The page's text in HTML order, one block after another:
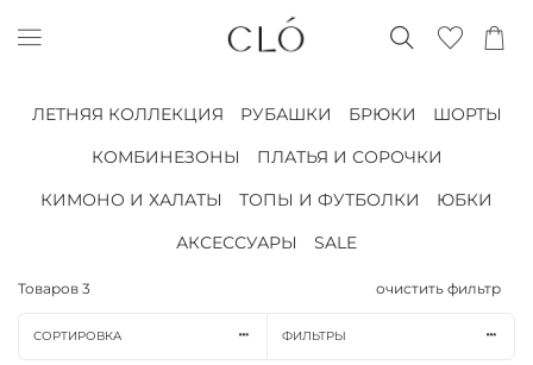
ЛЕТНЯЯ КОЛЛЕКЦИЯ РУБАШКИ БРЮКИ
ШОРТЫ
КОМБИНЕЗОНЫ
ПЛАТЬЯ И СОРОЧКИ
КИМОНО И ХАЛАТЫ
ТОПЫ И ФУТБОЛКИ
ЮБКИ
АКСЕССУАРЫ
SALE
Товаров 3 очистить фильтр
СОРТИРОВКА ФИЛЬТРЫ